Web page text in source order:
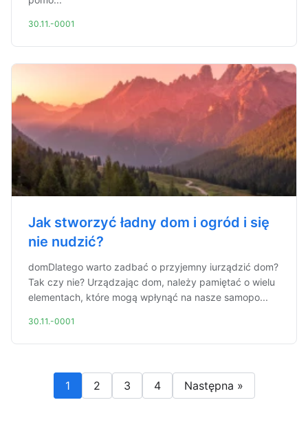
30.11.-0001
Jak stworzyć ładny dom i ogród i się
nie nudzić?
domDlatego warto zadbać o przyjemny iurządzić dom?
Tak czy nie? Urządzając dom, należy pamiętać o wielu
elementach, które mogą wpłynąć na nasze samopo...
30.11.-0001
1 2 3 4 Następna »